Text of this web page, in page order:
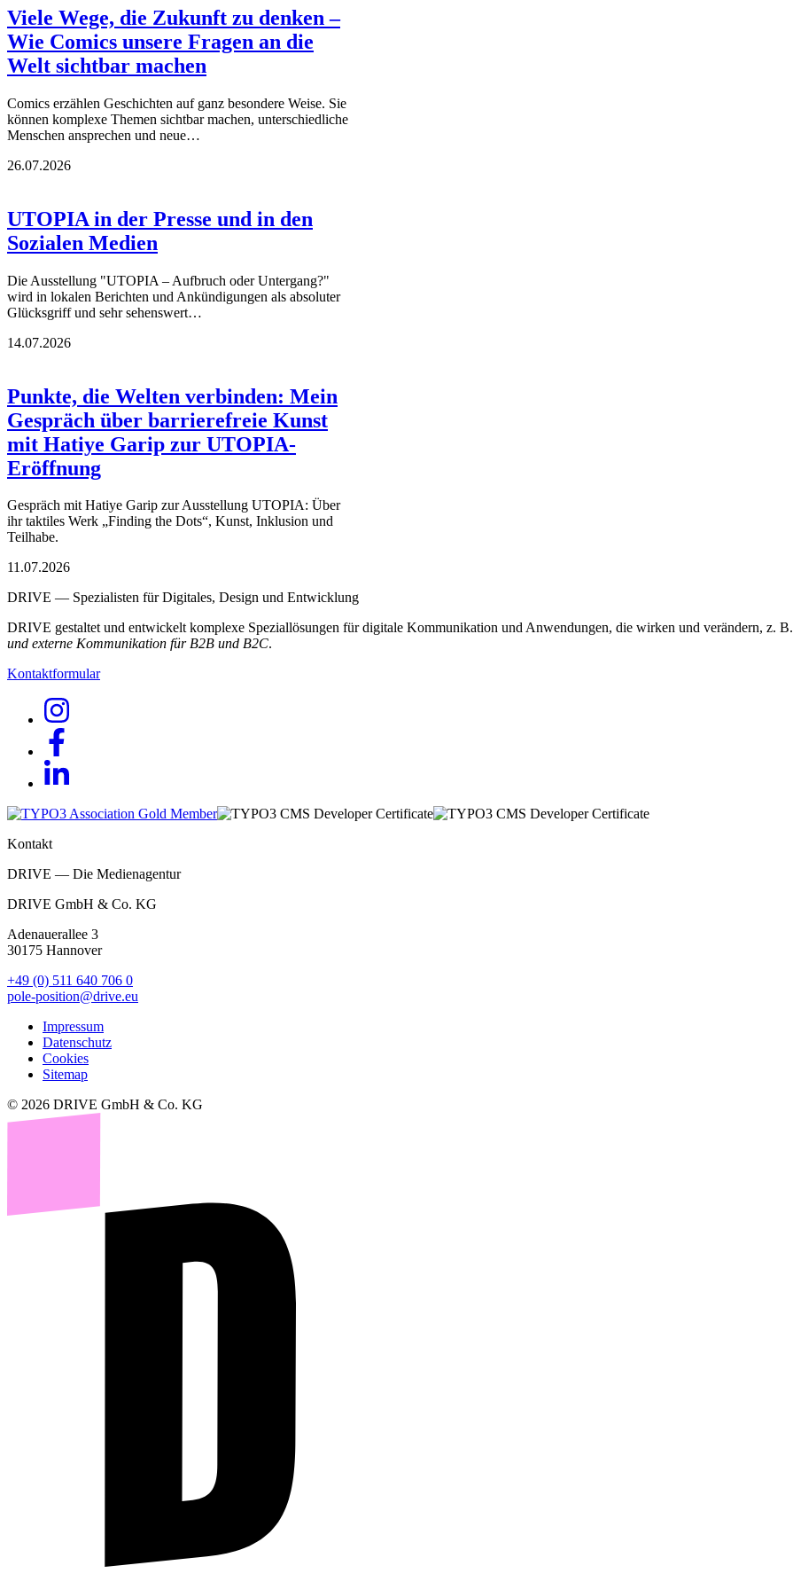
Viele Wege, die Zukunft zu denken –
Wie Comics unsere Fragen an die
Welt sichtbar machen
Comics erzählen Geschichten auf ganz besondere Weise. Sie
können komplexe Themen sichtbar machen, unterschiedliche
Menschen ansprechen und neue…
26.07.2026
UTOPIA in der Presse und in den
Sozialen Medien
Die Ausstellung "UTOPIA – Aufbruch oder Untergang?"
wird in lokalen Berichten und Ankündigungen als absoluter
Glücksgriff und sehr sehenswert…
14.07.2026
Punkte, die Welten verbinden: Mein
Gespräch über barrierefreie Kunst
mit Hatiye Garip zur UTOPIA-
Eröffnung
Gespräch mit Hatiye Garip zur Ausstellung UTOPIA: Über
ihr taktiles Werk „Finding the Dots“, Kunst, Inklusion und
Teilhabe.
11.07.2026
DRIVE — Spezialisten für Digitales, Design und Entwicklung
DRIVE gestaltet und entwickelt komplexe Speziallösungen für digitale Kommunikation und Anwendungen, die wirken und verändern, z. B.
und externe Kommunikation für B2B und B2C.
Kontaktformular
Kontakt
DRIVE — Die Medienagentur
DRIVE GmbH & Co. KG
Adenauerallee 3
30175 Hannover
+49 (0) 511 640 706 0
pole-position@drive.eu
Impressum
Datenschutz
Cookies
Sitemap
© 2026 DRIVE GmbH & Co. KG